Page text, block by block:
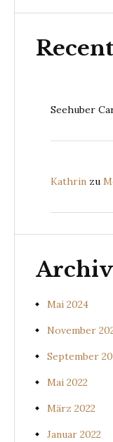
Seehuber
Kathrin zu
Mai 2024
November
September
Mai 2022
März 2022
Januar 2022